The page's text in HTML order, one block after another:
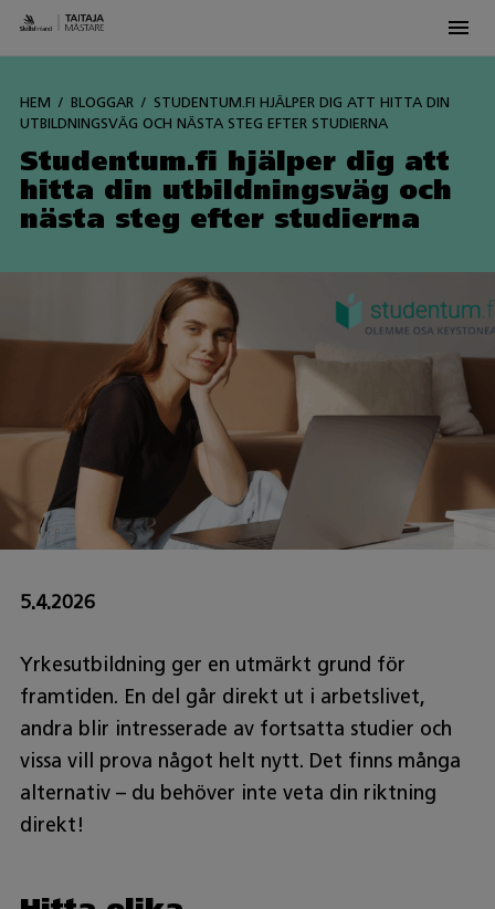
HEM BLOGGAR
STUDENTUM.FI HJÄLPER DIG ATT HITTA DIN
UTBILDNINGSVÄG OCH NÄSTA STEG EFTER STUDIERNA
Studentum.fi hjälper dig att
hitta din utbildningsväg och
nästa steg efter studierna
5.4.2026
Yrkesutbildning ger en utmärkt grund för
framtiden. En del går direkt ut i arbetslivet,
andra blir intresserade av fortsatta studier och
vissa vill prova något helt nytt. Det finns många
alternativ – du behöver inte veta din riktning
direkt!